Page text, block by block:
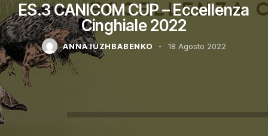
ES.3 CANICOM CUP – Eccellenza
Cinghiale 2022
ANNA IUZHBABENKO 18 Agosto 2022